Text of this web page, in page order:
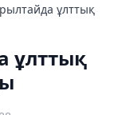
ұлттық
ұлттық